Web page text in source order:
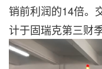
销前利润的14倍。
计于固瑞克第三财